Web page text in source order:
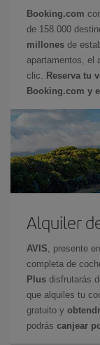
Booking.com
de 158.000
millones de
apartamentos, el
clic.
Reserva tu
Booking.com y
Alquiler
AVIS , presente
completa de
Plus disfrutarás
que alquiles tu
gratuito y
podrás canjear